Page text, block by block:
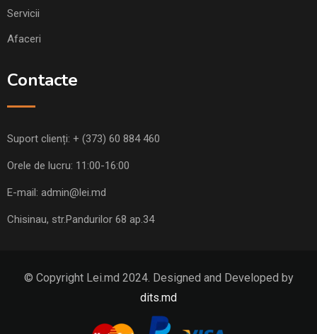
Servicii
Afaceri
Contacte
Suport clienți: + (373) 60 884 460
Orele de lucru: 11:00-16:00
E-mail: admin@lei.md
Chisinau, str.Pandurilor 68 ap.34
© Copyright Lei.md 2024. Designed and Developed by
dits.md